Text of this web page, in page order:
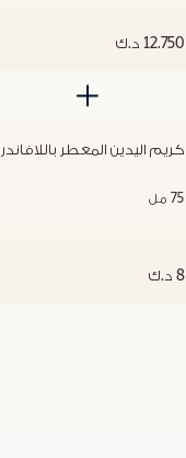
12.750 د.ك
كريم اليدين المعطر باللافاندر
75 مل
8 د.ك